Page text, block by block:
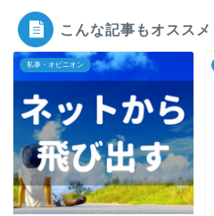
こんな記事もオススメ
私事・オピニオン